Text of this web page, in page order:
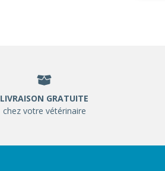
LIVRAISON GRATUITE
chez votre vétérinaire